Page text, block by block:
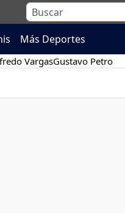
Más Deportes
VargasGustavo Petro